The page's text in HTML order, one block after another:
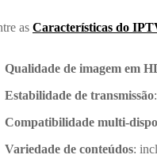
as Características do
Qualidade de imagem em
Estabilidade de transmissão
Compatibilidade multi-
Variedade de conteúdos: